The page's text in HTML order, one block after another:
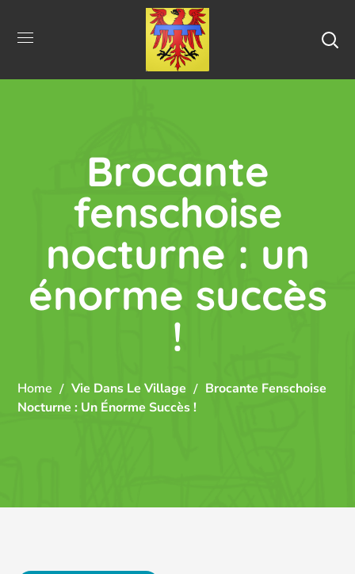
Brocante
fenschoise
nocturne : un
énorme succès
!
Home Vie Dans Le Village
Brocante Fenschoise
Nocturne : Un Énorme Succès !